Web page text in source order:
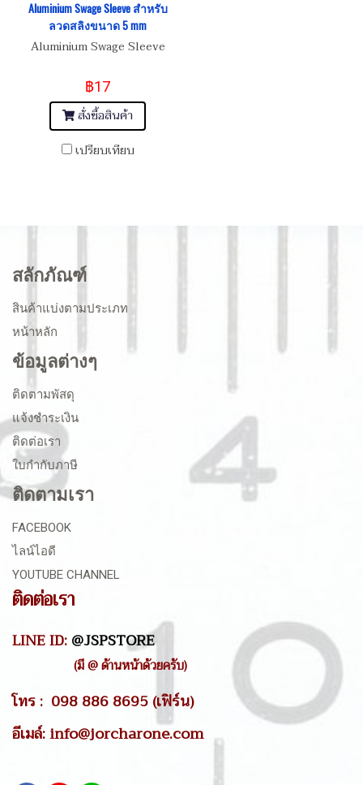
Aluminium Swage Sleeve สำหรับ
ลวดสลิงขนาด 5 mm
Aluminium Swage Sleeve
฿17
สั่งซื้อสินค้า
เปรียบเทียบ
สลักภัณฑ์
สินค้าแบ่งตามประเภท
หน้าหลัก
ข้อมูลต่างๆ
ติดตามพัสดุ
แจ้งชำระเงิน
ติดต่อเรา
ใบกำกับภาษี
ติดตามเรา
FACEBOOK
ไลน์ไอดี
YOUTUBE CHANNEL
ติดต่อเรา
LINE ID:@JSPSTORE
(มี @ ด้านหน้าด้วยครับ)
โทร : 098 886 8695 (เฟิร์น)
อีเมล์: info@jorcharone.com